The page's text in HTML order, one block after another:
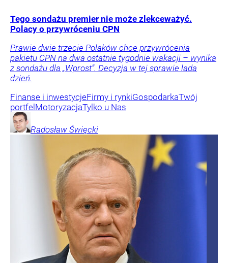
Tego sondażu premier nie może zlekceważyć.
Polacy o przywróceniu CPN
Prawie dwie trzecie Polaków chce przywrócenia
pakietu CPN na dwa ostatnie tygodnie wakacji – wynika
z sondażu dla „Wprost”. Decyzja w tej sprawie lada
dzień.
Finanse i inwestycjeFirmy i rynkiGospodarkaTwój
portfel MotoryzacjaTylko u Nas
Radosław Święcki